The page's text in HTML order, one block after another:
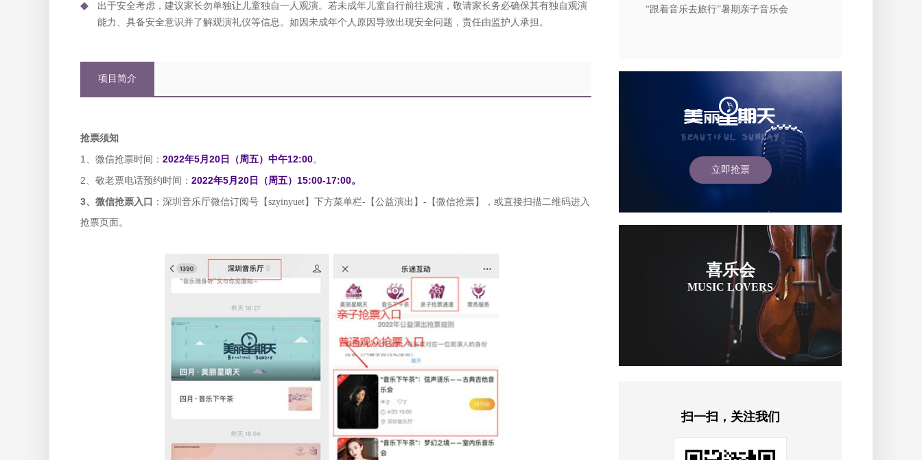
出于安全考虑，建议家长勿单独让儿童独自一人观演。若未成年儿童自行前往观演，敬请家长务必确保其有独自观演
能力、具备安全意识并了解观演礼仪等信息。如因未成年个人原因导致出现安全问题，责任由监护人承担。
项目简介
抢票须知
1、微信抢票时间： 2022年5月20日（周五）中午12:00。
2、敬老票电话预约时间： 2022年5月20日（周五）15:00-17:00。
3、 微信抢票入口 ：深圳音乐厅微信订阅号【szyinyuet】下方菜单栏- 【公益演出】 - 【微信抢票】，或直接扫描二维码进入
抢票页面。
“跟着音乐去旅行”暑期亲子音乐会
立即抢票
喜乐会
MUSIC LOVERS
扫一扫，关注我们